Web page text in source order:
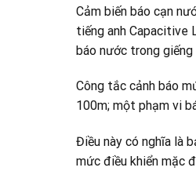
Cảm biến báo cạn
tiếng anh Capacitive
báo nước trong giếng
Công tắc cảnh báo
100m; một phạm vi
Điều này có nghĩa là
mức điều khiển mặc